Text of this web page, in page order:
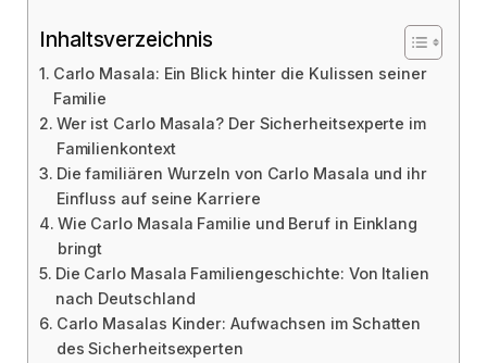
Inhaltsverzeichnis
Carlo Masala: Ein Blick hinter die Kulissen seiner
Familie
Wer ist Carlo Masala? Der Sicherheitsexperte im
Familienkontext
Die familiären Wurzeln von Carlo Masala und ihr
Einfluss auf seine Karriere
Wie Carlo Masala Familie und Beruf in Einklang
bringt
Die Carlo Masala Familiengeschichte: Von Italien
nach Deutschland
Carlo Masalas Kinder: Aufwachsen im Schatten
des Sicherheitsexperten